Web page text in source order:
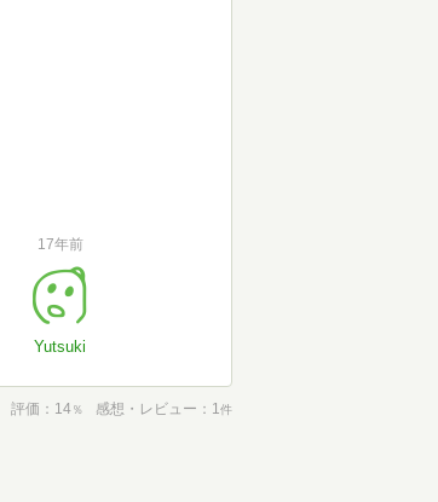
17年前
Yutsuki
評価 14％ 感想・レビュー 1件